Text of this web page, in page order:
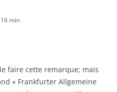
min
faire cette remarque; mais
« Frankfurter Allgemeine